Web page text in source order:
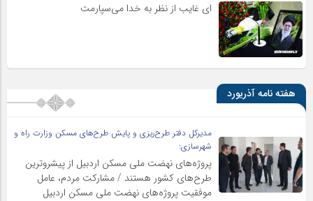
ای غایب از نظر به خدا می‌سپارمت
هفته نامه آذریورد
مدیرکل دفتر طرح‌ریزی و پایش طرح‌های مسکن وزارت راه و
شهرسازی:
پروژه‌های نهضت ملی مسکن اردبیل از پیشروترین
طرح‌های کشور هستند / مشارکت مردم، عامل
موفقیت پروژه‌های نهضت ملی مسکن اردبیل